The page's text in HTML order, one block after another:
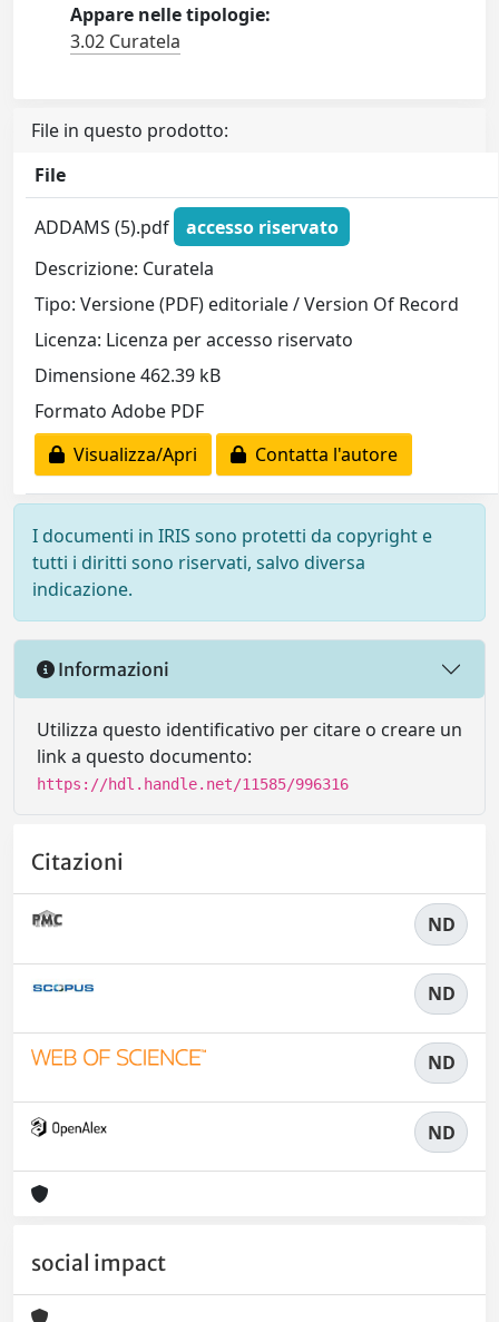
Appare nelle tipologie:
3.02 Curatela
File in questo prodotto:
File
ADDAMS (5).pdf
accesso riservato
Descrizione: Curatela
Tipo: Versione (PDF) editoriale / Version Of Record
Licenza: Licenza per accesso riservato
Dimensione 462.39 kB
Formato Adobe PDF
Visualizza/Apri
Contatta l'autore
I documenti in IRIS sono protetti da copyright e
tutti i diritti sono riservati, salvo diversa
indicazione.
Informazioni
Utilizza questo identificativo per citare o creare un
link a questo documento:
https://hdl.handle.net/11585/996316
Citazioni
ND
ND
ND
ND
social impact